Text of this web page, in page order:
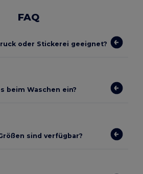
FAQ
oder Stickerei geeignet?
beim Waschen ein?
sind verfügbar?